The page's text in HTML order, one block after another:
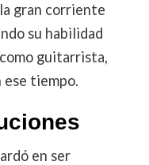
gran corriente
su habilidad
guitarrista,
ese tiempo.
en ser